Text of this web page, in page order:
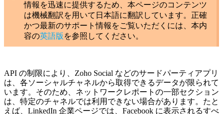
情報を迅速に提供するため、本ページのコンテンツ
は機械翻訳を用いて日本語に翻訳しています。正確
かつ最新のサポート情報をご覧いただくには、本内
容の英語版 を参照してください。
API の制限により、Zoho Social などのサードパーティアプリ
は、各ソーシャルチャネルから取得できるデータが限られて
います。そのため、 ネットワークレポート の一部セクション
は、特定のチャネルでは利用できない場合があります。たと
えば、LinkedIn 企業ページでは、Facebook に表示されるすべ